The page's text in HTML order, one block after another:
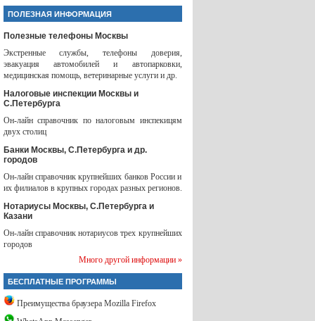
ПОЛЕЗНАЯ ИНФОРМАЦИЯ
Полезные телефоны Москвы
Экстренные службы, телефоны доверия,
эвакуация автомобилей и автопарковки,
медицинская помощь, ветеринарные услуги и др.
Налоговые инспекции Москвы и
С.Петербурга
Он-лайн справочник по налоговым инспекицям
двух столиц
Банки Москвы, С.Петербурга и др.
городов
Он-лайн справочник крупнейших банков России и
их филиалов в крупных городах разных регионов.
Нотариусы Москвы, С.Петербурга и
Казани
Он-лайн справочник нотариусов трех крупнейших
городов
Много другой информации »
БЕСПЛАТНЫЕ ПРОГРАММЫ
Преимущества браузера Mozilla Firefox